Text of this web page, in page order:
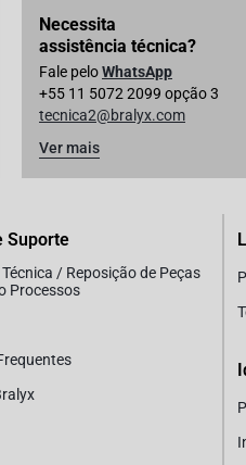
Necessita
assistência técnica?
Fale peloWhatsApp
+55 11 5072 2099 opção 3
tecnica2@bralyx.com
Ver mais
Suporte
/ Reposição de Peças
Processos